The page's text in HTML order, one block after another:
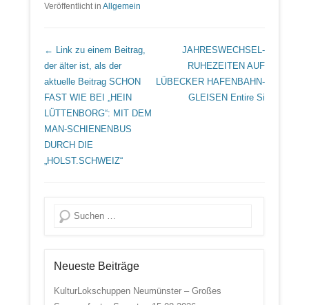
Veröffentlicht in Allgemein
Beitrags Übersicht
← Link zu einem Beitrag,
der älter ist, als der
aktuelle Beitrag SCHON
FAST WIE BEI „HEIN
LÜTTENBORG“: MIT DEM
MAN-SCHIENENBUS
DURCH DIE
„HOLST.SCHWEIZ“
JAHRESWECHSEL-
RUHEZEITEN AUF
LÜBECKER HAFENBAHN-
GLEISEN Entire Si
Suche
Neueste Beiträge
KulturLokschuppen Neumünster – Großes